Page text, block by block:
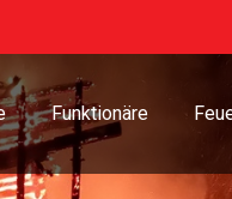
Funktionäre